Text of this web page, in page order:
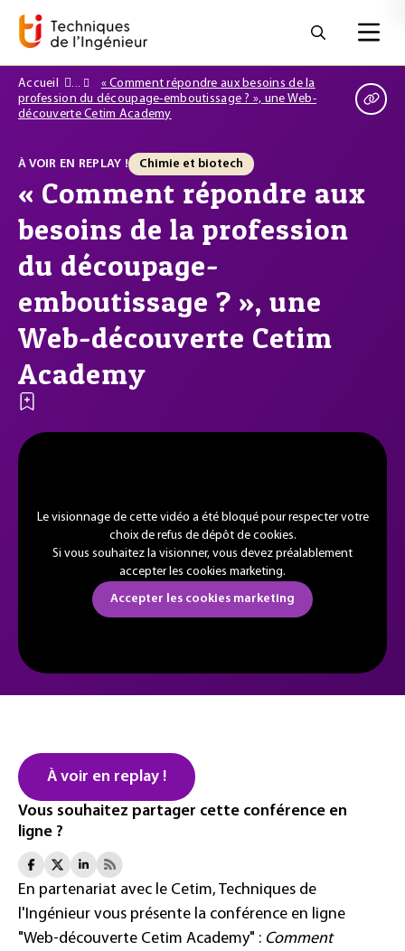
Accueil
« Comment répondre aux besoins de la
profession du découpage-emboutissage ? », une Web-
découverte Cetim Academy
À VOIR EN REPLAY ! Chimie et biotech
« Comment répondre aux
besoins de la profession
du découpage-
emboutissage ? », une
Web-découverte Cetim
Academy
Le visionnage de cette vidéo a été bloqué pour respecter votre
choix de refus de dépôt de cookies.
Si vous souhaitez la visionner, vous devez préalablement
accepter les cookies marketing.
Accepter les cookies marketing
À voir en replay !
Vous souhaitez partager cette conférence en
ligne ?
En partenariat avec le Cetim, Techniques de
l'Ingénieur vous présente la conférence en ligne
"Web-découverte Cetim Academy" : Comment